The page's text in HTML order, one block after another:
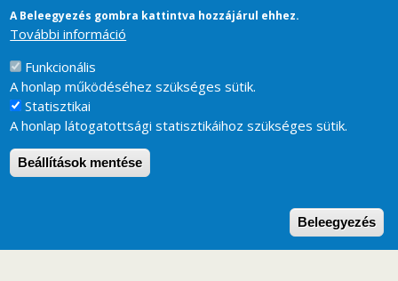
A Beleegyezés gombra kattintva hozzájárul ehhez.
További információ
Funkcionális
A honlap működéséhez szükséges sütik.
Statisztikai
A honlap látogatottsági statisztikáihoz szükséges sütik.
Beállítások mentése
Beleegyezés